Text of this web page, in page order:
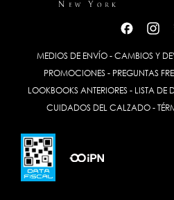
MEDIOS DE ENVÍO - CAMBIOS Y
PROMOCIONES- PREGUNTAS
LOOKBOOKS ANTERIORES- LISTA DE
CUIDADOS DEL CALZADO-